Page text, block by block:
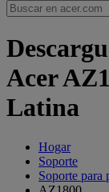
Acer
Latina
Hogar
Soporte
Soporte para